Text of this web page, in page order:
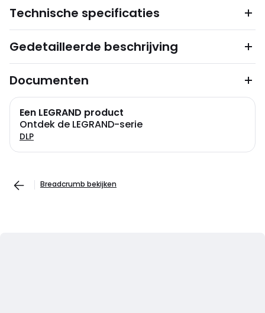
Technische specificaties
Gedetailleerde beschrijving
Documenten
Een LEGRAND product
Ontdek de LEGRAND-serie
DLP
Breadcrumb bekijken